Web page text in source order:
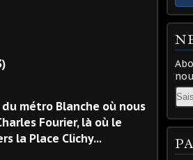
métro Blanche où nous
Fourier, là où le
la Place Clichy...